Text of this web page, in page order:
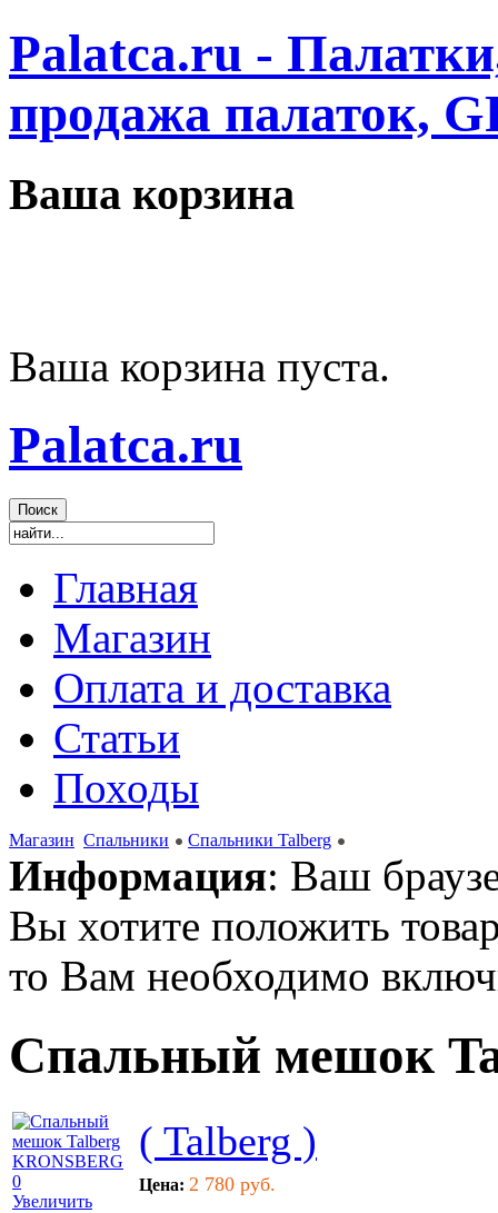
Palatca.ru -
продажа палаток,
Ваша корзина
Ваша корзина пуста.
Palatca.ru
Главная
Магазин
Оплата и доставка
Статьи
Походы
Магазин Спальники Спальники Talberg
Информация: Ваш
Вы хотите положить
то Вам необходимо
Спальный мешок
Увеличить
( Talberg )
Цена: 2 780 руб.